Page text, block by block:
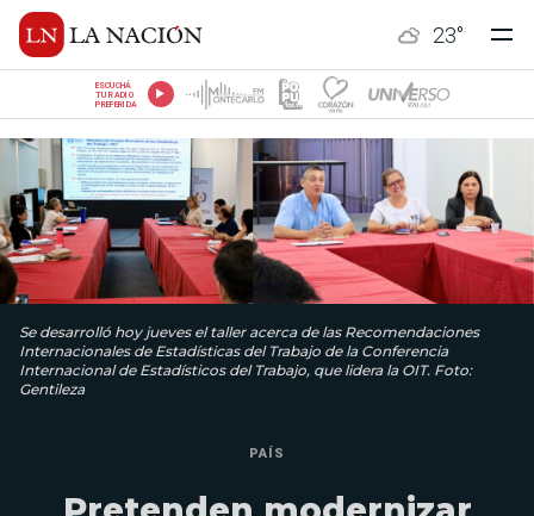
23°
ESCUCHÁ
TU RADIO
PREFERIDA
Se desarrolló hoy jueves el taller acerca de las Recomendaciones
Internacionales de Estadísticas del Trabajo de la Conferencia
Internacional de Estadísticos del Trabajo, que lidera la OIT. Foto:
Gentileza
PAÍS